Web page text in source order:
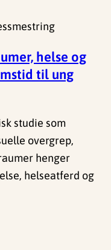
helse og
til ung
studie som
overgrep,
henger
helseatferd og